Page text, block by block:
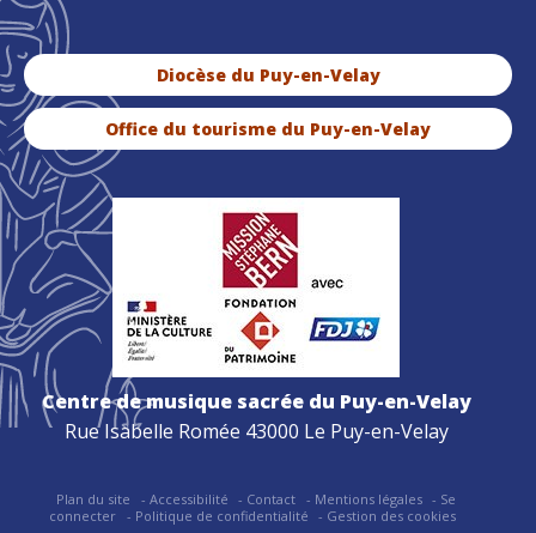
Diocèse du Puy-en-Velay
Office du tourisme du Puy-en-Velay
Centre de musique sacrée du Puy-en-Velay
Rue Isabelle Romée 43000 Le Puy-en-Velay
Plan du site Accessibilité Contact Mentions légales
Se
connecter
Politique de confidentialité Gestion des cookies